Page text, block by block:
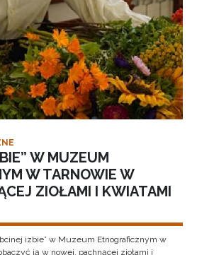
W MUZEUM
W TARNOWIE W
ZIOŁAMI I KWIATAMI
izbie” w Muzeum Etnograficznym w
ją w nowej, pachnącej ziołami i